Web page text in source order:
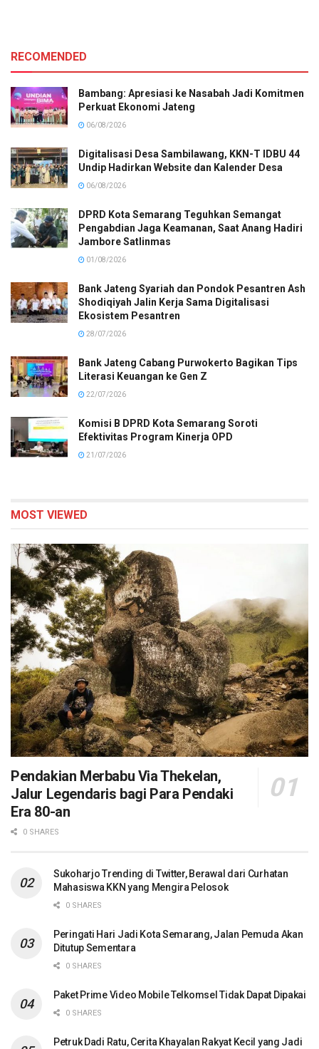
RECOMENDED
Bambang: Apresiasi ke Nasabah Jadi Komitmen
Perkuat Ekonomi Jateng
06/08/2026
Digitalisasi Desa Sambilawang, KKN-T IDBU 44
Undip Hadirkan Website dan Kalender Desa
06/08/2026
DPRD Kota Semarang Teguhkan Semangat
Pengabdian Jaga Keamanan, Saat Anang Hadiri
Jambore Satlinmas
01/08/2026
Bank Jateng Syariah dan Pondok Pesantren Ash
Shodiqiyah Jalin Kerja Sama Digitalisasi
Ekosistem Pesantren
28/07/2026
Bank Jateng Cabang Purwokerto Bagikan Tips
Literasi Keuangan ke Gen Z
22/07/2026
Komisi B DPRD Kota Semarang Soroti
Efektivitas Program Kinerja OPD
21/07/2026
MOST VIEWED
Pendakian Merbabu Via Thekelan,
Jalur Legendaris bagi Para Pendaki
Era 80-an
0 SHARES
Sukoharjo Trending di Twitter, Berawal dari Curhatan
Mahasiswa KKN yang Mengira Pelosok
0 SHARES
Peringati Hari Jadi Kota Semarang, Jalan Pemuda Akan
Ditutup Sementara
0 SHARES
Paket Prime Video Mobile Telkomsel Tidak Dapat Dipakai
0 SHARES
Petruk Dadi Ratu, Cerita Khayalan Rakyat Kecil yang Jadi